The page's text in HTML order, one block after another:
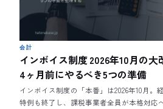
会計
インボイス制度 2026年10月の
4ヶ月前にやるべき5つの準備
インボイス制度の「本番」は2026年10月。
特例も終了し、課税事業者全員が本格対応